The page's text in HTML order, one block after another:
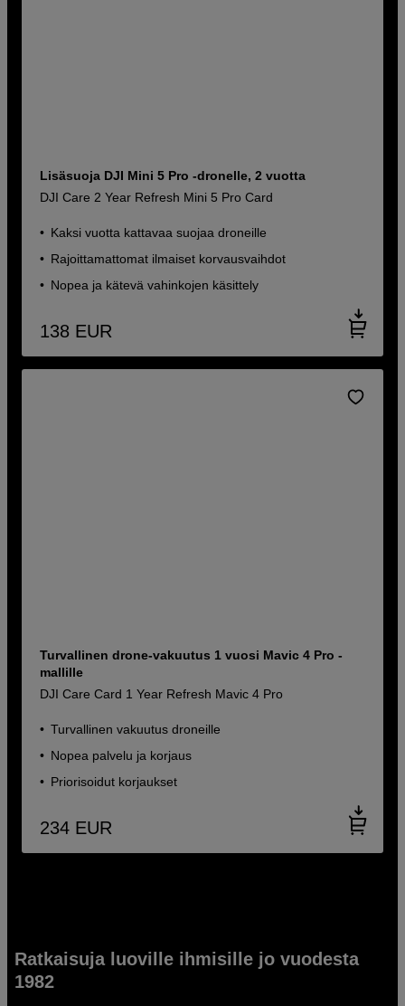
Lisäsuoja DJI Mini 5 Pro -dronelle, 2 vuotta
DJI Care 2 Year Refresh Mini 5 Pro Card
Kaksi vuotta kattavaa suojaa droneille
Rajoittamattomat ilmaiset korvausvaihdot
Nopea ja kätevä vahinkojen käsittely
138 EUR
Turvallinen drone-vakuutus 1 vuosi Mavic 4 Pro -
mallille
DJI Care Card 1 Year Refresh Mavic 4 Pro
Turvallinen vakuutus droneille
Nopea palvelu ja korjaus
Priorisoidut korjaukset
234 EUR
Ratkaisuja luoville ihmisille jo vuodesta
1982